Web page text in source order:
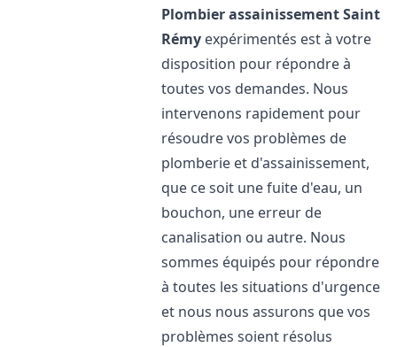
Plombier assainissementSaint
Rémy expérimentés est à votre
disposition pour répondre à
toutes vos demandes. Nous
intervenons rapidement pour
résoudre vos problèmes de
plomberie et d'assainissement,
que ce soit une fuite d'eau, un
bouchon, une erreur de
canalisation ou autre. Nous
sommes équipés pour répondre
à toutes les situations d'urgence
et nous nous assurons que vos
problèmes soient résolus